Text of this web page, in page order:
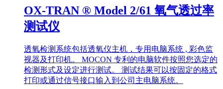
OX-TRAN ® Model 2/61 氧气透过率
测试仪
透氧检测系统包括透氧仪主机，专用电脑系统 , 彩色监
视器及打印机。 MOCON 专利的电脑软件按照您选定的
检测形式及设定进行测试。 测试结果可以按固定的格式
打印或通过信号接口输入到公司主电脑系统。